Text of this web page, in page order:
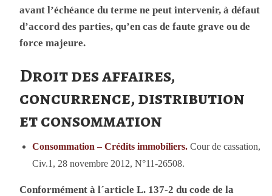
avant l’échéance du terme ne peut intervenir, à défaut
d’accord des parties, qu’en cas de faute grave ou de
force majeure.
Droit des affaires,
concurrence, distribution
et consommation
Consommation – Crédits immobiliers. Cour de cassation,
Civ.1, 28 novembre 2012, N°11-26508.
Conformément à l´article L. 137-2 du code de la